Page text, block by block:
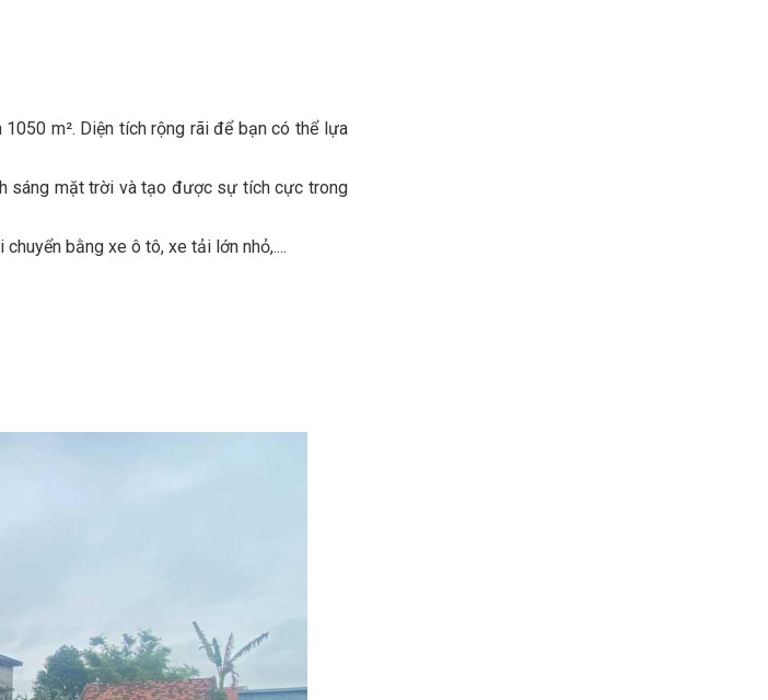
m². Diện tích rộng rãi để bạn có thể lựa
sáng mặt trời và tạo được sự tích cực trong
bằng xe ô tô, xe tải lớn nhỏ,....